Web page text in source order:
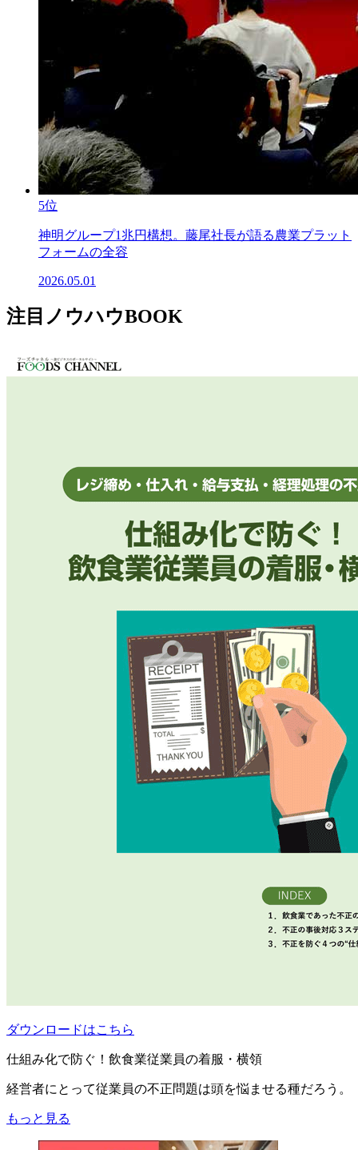
5位
神明グループ1兆円構想。藤尾社長が語る農業プラット
フォームの全容
2026.05.01
注目ノウハウBOOK
ダウンロードはこちら
仕組み化で防ぐ！飲食業従業員の着服・横領
経営者にとって従業員の不正問題は頭を悩ませる種だろう。
もっと見る